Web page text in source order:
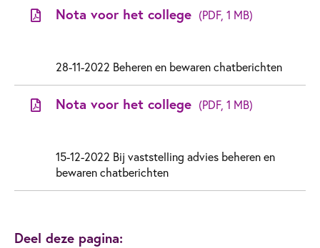
Nota voor het college (PDF, 1 MB)
28-11-2022 Beheren en bewaren chatberichten
Nota voor het college (PDF, 1 MB)
15-12-2022 Bij vaststelling advies beheren en
bewaren chatberichten
Deel deze pagina: